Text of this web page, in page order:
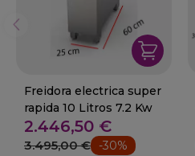
Freidora electrica super
rapida 10 Litros 7.2 Kw
2.446,50 €
3.495,00 € -30%